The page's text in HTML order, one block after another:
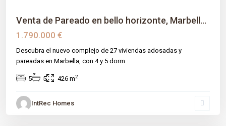
Venta de Pareado en bello horizonte, Marbell...
1.790.000 €
Descubra el nuevo complejo de 27 viviendas adosadas y
pareadas en Marbella, con 4 y 5 dorm
5 5 426 m2
IntRec Homes